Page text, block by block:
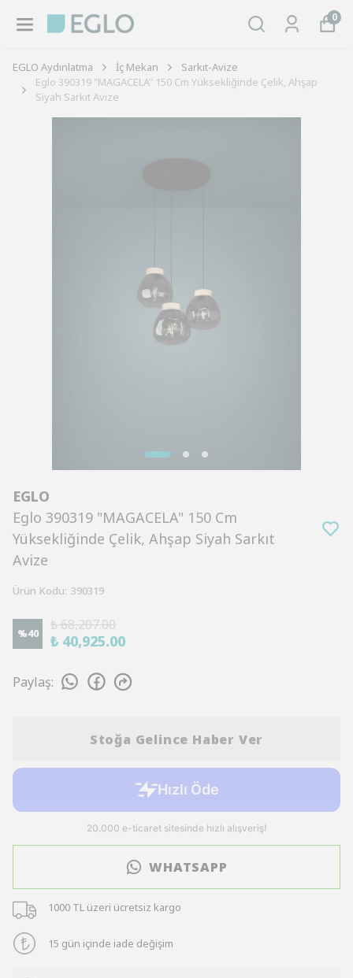
0
EGLO Aydınlatma İç Mekan
Sarkıt-Avize
Eglo 390319 "MAGACELA" 150 Cm Yüksekliğinde Çelik, Ahşap
Siyah Sarkıt Avize
EGLO
Eglo 390319 "MAGACELA" 150 Cm
Yüksekliğinde Çelik, Ahşap Siyah Sarkıt
Avize
Ürün Kodu: 390319
%40
₺ 68,207.00
₺ 40,925.00
Paylaş:
Stoğa Gelince Haber Ver
WHATSAPP
1000 TL üzeri ücretsiz kargo
15 gün içinde iade değişim